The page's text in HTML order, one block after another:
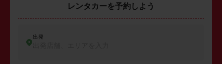
レンタカーを予約しよう
出発